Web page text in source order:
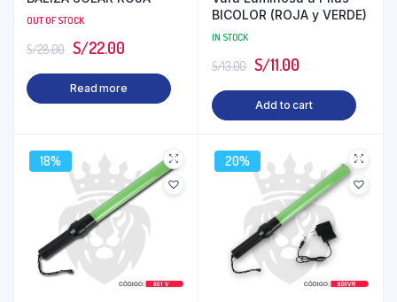
OUT OF STOCK
S/28.00 S/22.00
Read more
BICOLOR (ROJA y VERDE)
IN STOCK
S/13.00 S/11.00
Add to cart
18% 20%